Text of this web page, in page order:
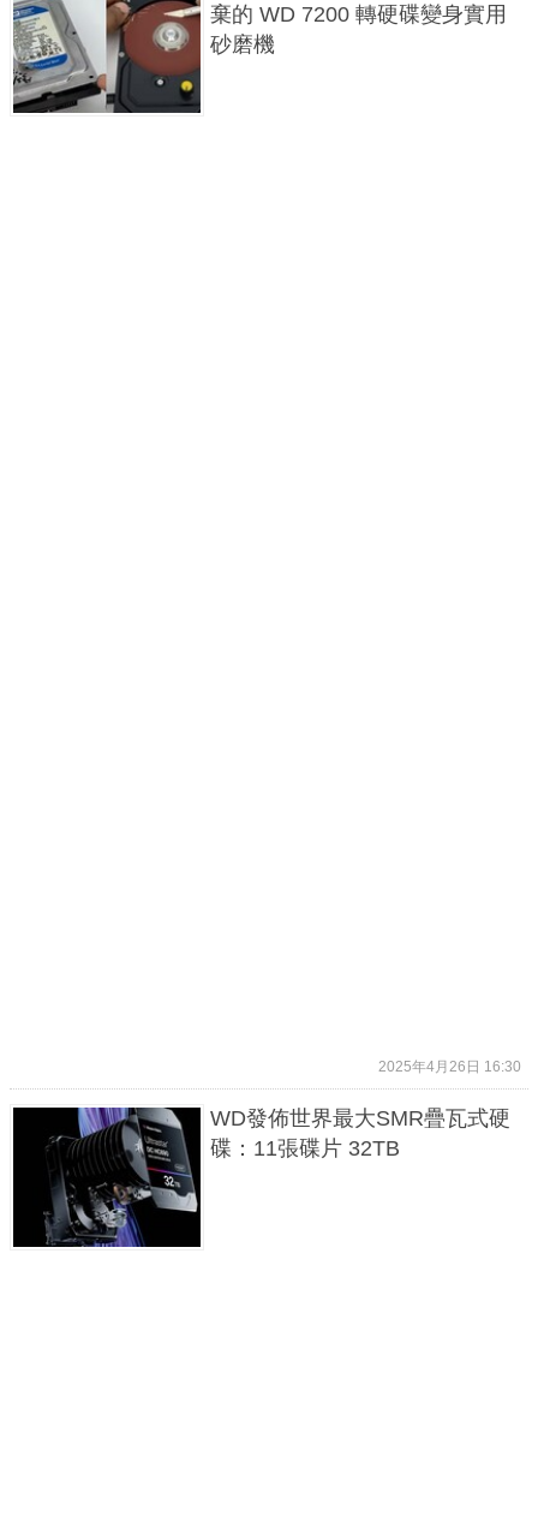
棄的 WD 7200 轉硬碟變身實用
砂磨機
2025年4月26日 16:30
WD發佈世界最大SMR疊瓦式硬
碟：11張碟片 32TB